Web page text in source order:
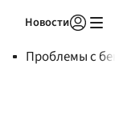
Новости
Проблемы с